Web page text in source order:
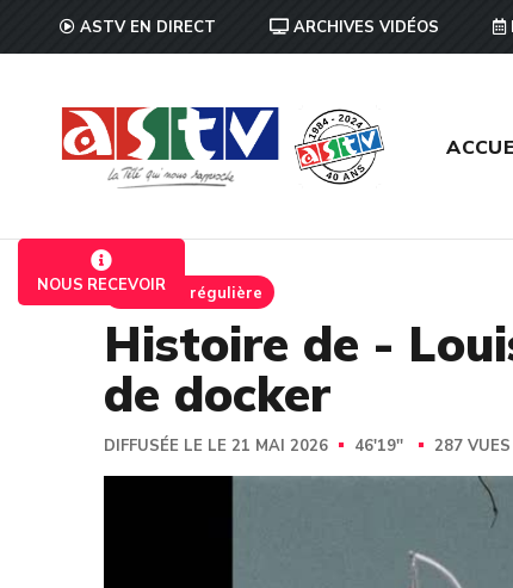
ASTV EN DIRECT ARCHIVES VIDÉOS
NOUS RECEVOIREmission régulière
Histoire de -
de docker
DIFFUSÉE LE LE 21 MAI 2026 46'19'' 287 VUES